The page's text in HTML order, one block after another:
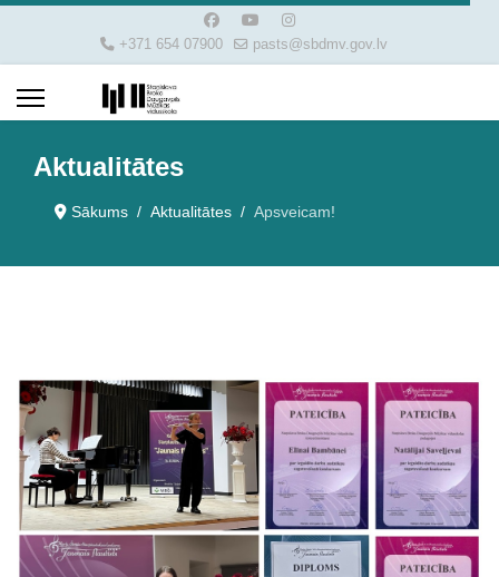
+371 654 07900 pasts@sbdmv.gov.lv
Aktualitātes
Sākums Aktualitātes Apsveicam!